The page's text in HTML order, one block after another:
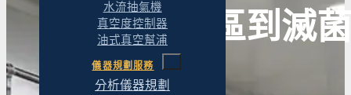
水流抽氣機
真空度控制器
油式真空幫浦
儀器規劃服務
分析儀器規劃
從無菌分區到滅